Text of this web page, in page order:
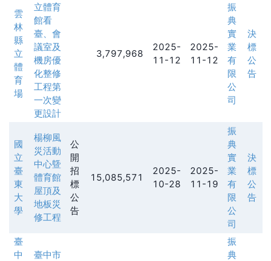
雲
林
縣
立
體
育
場
立體育
館看
臺、會
議室及
機房優
化整修
工程第
一次變
更設計
3,797,968
2025-
11-12
2025-
11-12
振
典
實
業
有
限
公
司
決
標
公
告
國
立
臺
東
大
學
楊柳風
災活動
中心曁
體育館
屋頂及
地板災
修工程
公
開
招
標
公
告
15,085,571
2025-
10-28
2025-
11-19
振
典
實
業
有
限
公
司
決
標
公
告
臺
中
臺中市
振
典